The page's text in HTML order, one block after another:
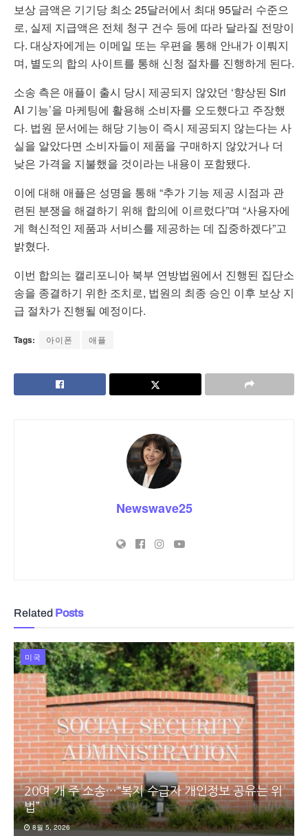
보상 금액은 기기당 최소 25달러에서 최대 95달러 수준으
로, 실제 지급액은 전체 청구 건수 등에 따라 달라질 전망이
다. 대상자에게는 이메일 또는 우편을 통해 안내가 이뤄지
며, 별도의 합의 사이트를 통해 신청 절차를 진행하게 된다.
소송 측은 애플이 출시 당시 제공되지 않았던 ‘향상된 Siri
AI 기능’을 마케팅에 활용해 소비자를 오도했다고 주장했
다. 법원 문서에는 해당 기능이 즉시 제공되지 않는다는 사
실을 알았다면 소비자들이 제품을 구매하지 않았거나 더
낮은 가격을 지불했을 것이라는 내용이 포함됐다.
이에 대해 애플은 성명을 통해 “추가 기능 제공 시점과 관
련된 분쟁을 해결하기 위해 합의에 이르렀다”며 “사용자에
게 혁신적인 제품과 서비스를 제공하는 데 집중하겠다”고
밝혔다.
이번 합의는 캘리포니아 북부 연방법원에서 진행된 집단소
송을 종결하기 위한 조치로, 법원의 최종 승인 이후 보상 지
급 절차가 진행될 예정이다.
Tags: 아이폰 애플
Newswave25
Related Posts
미국
20여 개 주 소송…“복지 수급자 개인정보 공유는 위
법”
8월 5, 2026